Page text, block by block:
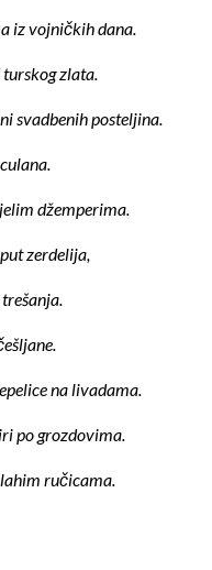
iz vojničkih dana.
zlata.
svadbenih posteljina.
džemperima.
zerdelija,
na livadama.
po grozdovima.
ručicama.